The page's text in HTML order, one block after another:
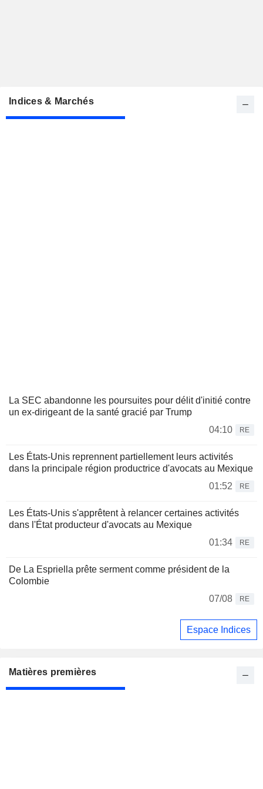
Indices & Marchés
La SEC abandonne les poursuites pour délit d'initié contre
un ex-dirigeant de la santé gracié par Trump
04:10
RE
Les États-Unis reprennent partiellement leurs activités
dans la principale région productrice d'avocats au Mexique
01:52
RE
Les États-Unis s'apprêtent à relancer certaines activités
dans l'État producteur d'avocats au Mexique
01:34
RE
De La Espriella prête serment comme président de la
Colombie
07/08
RE
Espace Indices
Matières premières